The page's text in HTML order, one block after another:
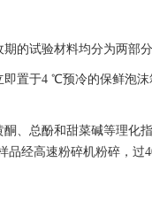
的试验材料均分为两部分
即置于4 ℃预冷的保鲜泡
、总酚和甜菜碱等理化
品经高速粉碎机粉碎，